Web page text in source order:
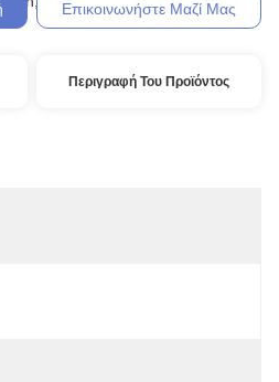
Επικοινωνήστε Μαζί Μας
Περιγραφή Του Προϊόντος